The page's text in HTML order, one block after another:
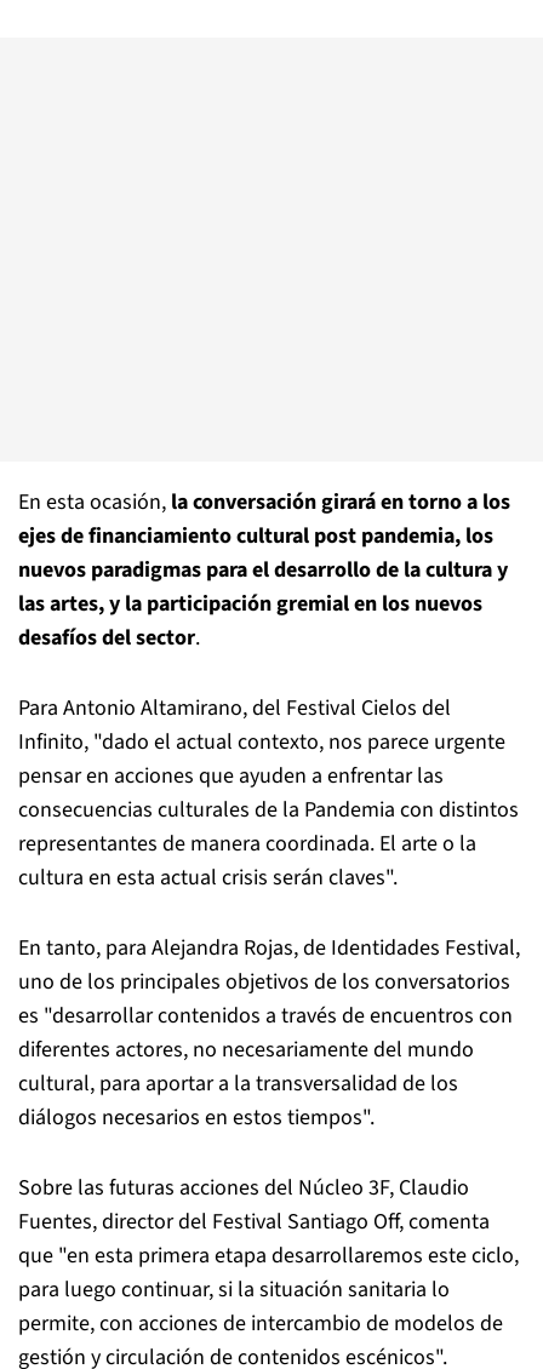
En esta ocasión, la conversación girará en torno a los
ejes de financiamiento cultural post pandemia, los
nuevos paradigmas para el desarrollo de la cultura y
las artes, y la participación gremial en los nuevos
desafíos del sector.
Para Antonio Altamirano, del Festival Cielos del
Infinito, "dado el actual contexto, nos parece urgente
pensar en acciones que ayuden a enfrentar las
consecuencias culturales de la Pandemia con distintos
representantes de manera coordinada. El arte o la
cultura en esta actual crisis serán claves".
En tanto, para Alejandra Rojas, de Identidades Festival,
uno de los principales objetivos de los conversatorios
es "desarrollar contenidos a través de encuentros con
diferentes actores, no necesariamente del mundo
cultural, para aportar a la transversalidad de los
diálogos necesarios en estos tiempos".
Sobre las futuras acciones del Núcleo 3F, Claudio
Fuentes, director del Festival Santiago Off, comenta
que "en esta primera etapa desarrollaremos este ciclo,
para luego continuar, si la situación sanitaria lo
permite, con acciones de intercambio de modelos de
gestión y circulación de contenidos escénicos".